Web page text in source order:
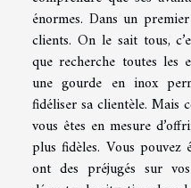
énormes. Dans un
clients. On le sait tous,
que recherche toutes les
une gourde en inox
fidéliser sa clientèle. Mais
vous êtes en mesure
plus fidèles. Vous
ont des préjugés sur